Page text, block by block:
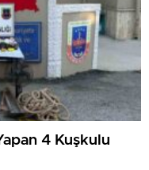
4 Kuşkulu